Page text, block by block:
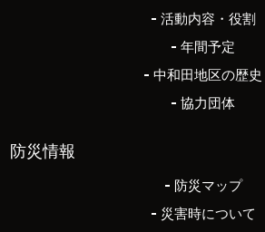
活動内容・役割
年間予定
中和田地区の歴史
協力団体
防災情報
防災マップ
災害時について